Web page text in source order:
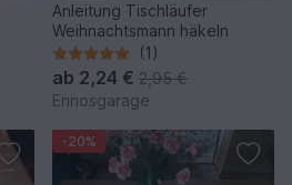
Anleitung Tischläufer
Weihnachtsmann häkeln
(1)
ab 2,24 € 2,95 €
Ennosgarage
-20%